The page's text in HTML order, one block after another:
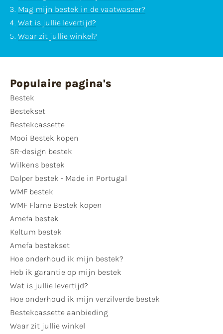
Mag mijn bestek in de vaatwasser?
Wat is jullie levertijd?
Waar zit jullie winkel?
Populaire pagina's
Bestek
Bestekset
Bestekcassette
Mooi Bestek kopen
SR-design bestek
Wilkens bestek
Dalper bestek - Made in Portugal
WMF bestek
WMF Flame Bestek kopen
Amefa bestek
Keltum bestek
Amefa bestekset
Hoe onderhoud ik mijn bestek?
Heb ik garantie op mijn bestek
Wat is jullie levertijd?
Hoe onderhoud ik mijn verzilverde bestek
Bestekcassette aanbieding
Waar zit jullie winkel